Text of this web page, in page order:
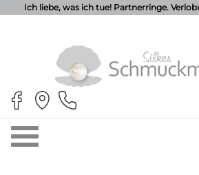
Ich liebe, was ich tue! Partnerringe.